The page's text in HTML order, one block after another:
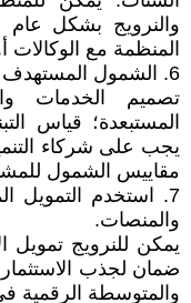
والنرويج بشكل عام
المنظمة مع الوكالات
6. الشمول المستهدف (النساء، الريف، النازحون).
تصميم الخدمات
المستبعدة؛ قياس
يجب على شركاء
مقاييس الشمول
والمنصات.
يمكن للنرويج تمويل
ضمان لجذب
والمتوسطة الرقمية